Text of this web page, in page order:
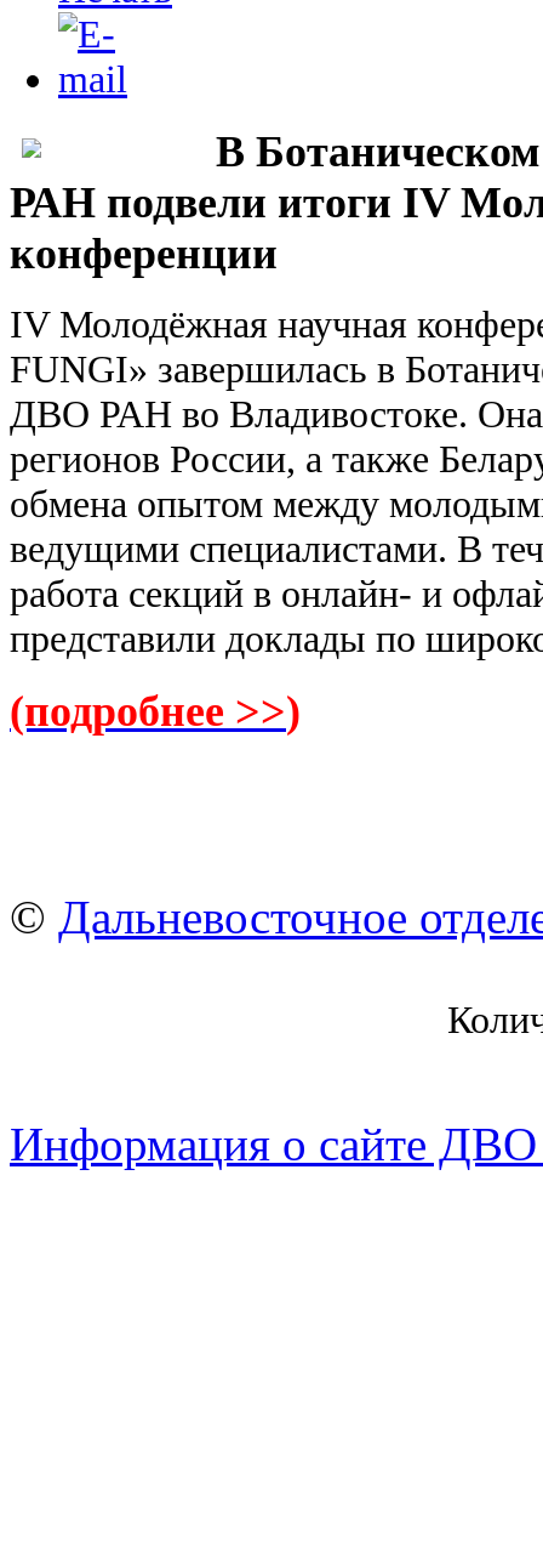
В
РАН подвели итоги IV
конференции
IV Молодёжная научная
FUNGI» завершилась в
ДВО РАН во Владивостоке. Она
регионов России, а также
обмена опытом между
ведущими специалистами. В
работа секций в онлайн- и
представили доклады по
(подробнее >>)
© Дальневосточное
Информация о сайте